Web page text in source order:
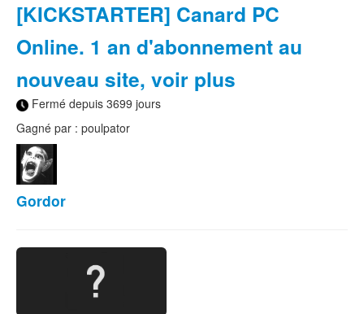
[KICKSTARTER] Canard PC
Online. 1 an d'abonnement au
nouveau site, voir plus
Fermé depuis 3699 jours
Gagné par : poulpator
Gordor